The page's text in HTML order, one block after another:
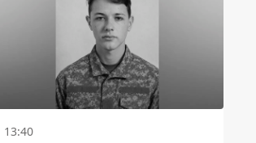
13:40